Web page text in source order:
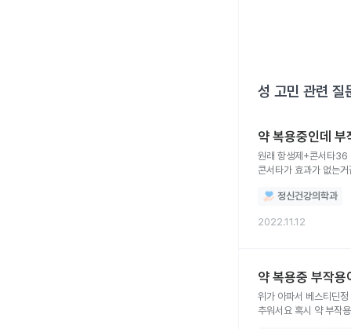
성 고민 관련 질
약 복용중인데 부
원래 항생제+콘서타36 먹을때는 커피를 마셔
콘서타가 효과가 없는거같다고 이팩사37.5 를 처방
정신건강의학과
2022.11.12
약 복용중 부작용
위가 아파서 베스티딘